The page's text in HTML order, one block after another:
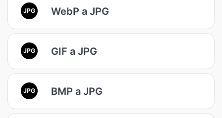
JPG WebP a JPG
JPG GIF a JPG
JPG BMP a JPG